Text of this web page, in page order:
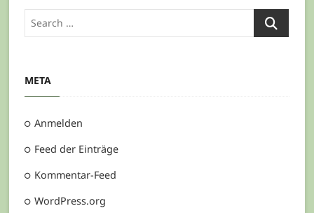
META
Anmelden
Feed der Einträge
Kommentar-Feed
WordPress.org